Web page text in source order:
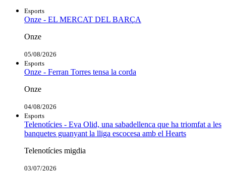
Esports
Onze - EL MERCAT DEL BARÇA
Onze
05/08/2026
Esports
Onze - Ferran Torres tensa la corda
Onze
04/08/2026
Esports
Telenotícies - Eva Olid, una sabadellenca que ha triomfat a les
banquetes guanyant la lliga escocesa amb el Hearts
Telenotícies migdia
03/07/2026